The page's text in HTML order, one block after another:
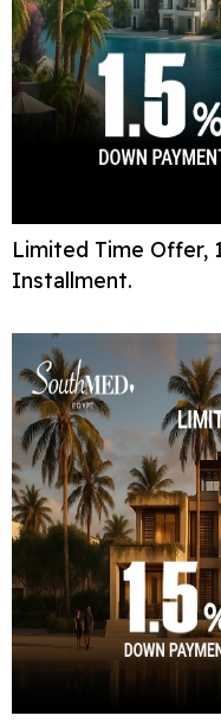
Limited Time Offer,
Installment.